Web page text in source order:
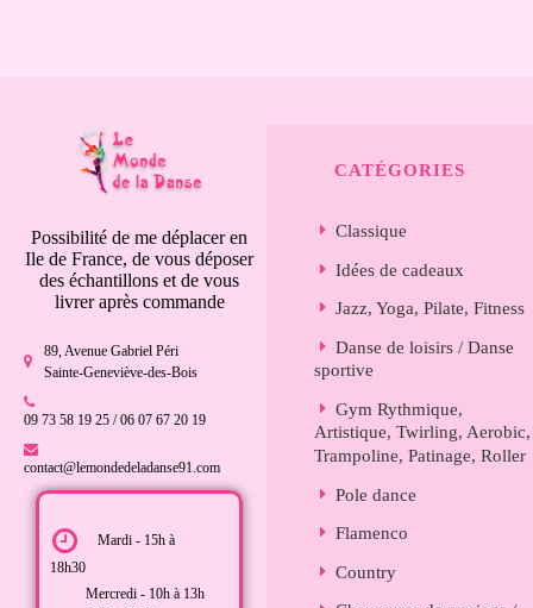
Possibilité de me déplacer en
Ile de France, de vous déposer
des échantillons et de vous
livrer après commande
89, Avenue Gabriel Péri
Sainte-Geneviève-des-Bois
09 73 58 19 25 / 06 07 67 20 19
contact@lemondedeladanse91.com
Mardi - 15h à
18h30
Mercredi - 10h à 13h
CATÉGORIES
Classique
Idées de cadeaux
Jazz, Yoga, Pilate, Fitness
Danse de loisirs / Danse
sportive
Gym Rythmique,
Artistique, Twirling, Aerobic,
Trampoline, Patinage, Roller
Pole dance
Flamenco
Country